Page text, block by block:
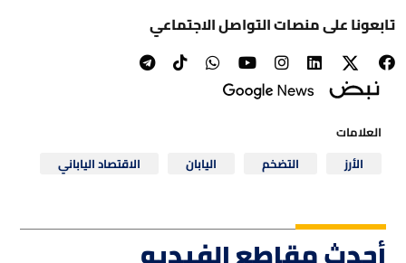
تابعونا على منصات التواصل الاجتماعي
العلامات
الأرز
التضخم اليابان الاقتصاد الياباني